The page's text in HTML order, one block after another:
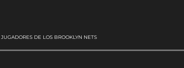
DE LOS BROOKLYN NETS